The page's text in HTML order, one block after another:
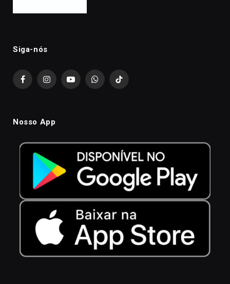
Siga-nós
FacebookInstagramYouTubeWhatsAppTikTok
Nosso App